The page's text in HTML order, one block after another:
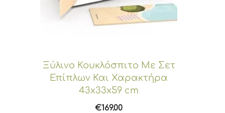
Ξύλινο Κουκλόσπιτο Με Σετ
Επίπλων Και Χαρακτήρα
43x33x59 cm
€169.00